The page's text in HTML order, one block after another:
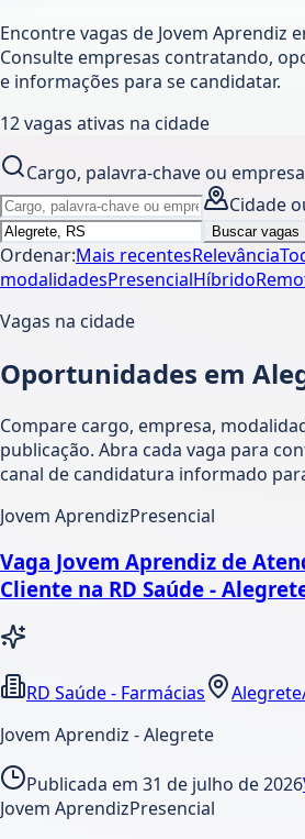
Encontre vagas de Jovem Aprendiz
Consulte empresas contratando,
e informações para se candidatar.
12vagas ativas na cidade
Cargo, palavra-chave ou empresa
Cidade
Buscar vagas
Ordenar:Mais recentesRelevância
modalidadesPresencialHíbrido
Vagas na cidade
Oportunidades em
Compare cargo, empresa,
publicação. Abra cada vaga para
canal de candidatura informado
Jovem AprendizPresencial
Vaga Jovem Aprendiz de
Cliente na RD Saúde -
RD Saúde - Farmácias
Jovem Aprendiz - Alegrete
Publicada em 31 de julho de 2026
Jovem AprendizPresencial